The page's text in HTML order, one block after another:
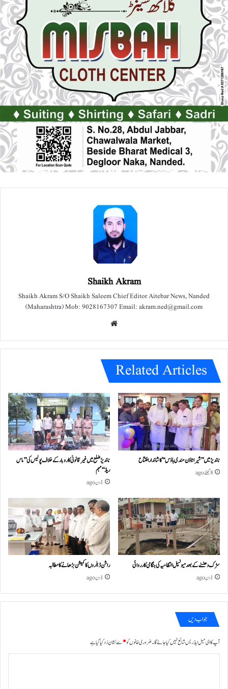
Shaikh Akram
Shaikh Akram S/O Shaikh Saleem Chief Editor Aitebar News, Nanded
(Maharashtra) Mob: 9028167307 Email: akram.ned@gmail.com
e
Related Articles
ناندیڑ میں ’’شیرا ٹاؤن مندی ہاؤس‘‘ کا شاندار افتتاح
8 گھنٹے ago
ناندیڑ ضلع میں غیر قانونی کاروبار کے خلاف پولیس کی ’’ماس
ریڈ‘‘ مہم
1 دن ago
سڑک دھنسنے کے بعد میونسپل انتظامیہ کی ہنگامی کارروائی
1 دن ago
راشن ڈیلروں کا کمیشن بڑھانے کا مطالبہ
1 دن ago
جواب دیں
آپ کا ای میل ایڈریس شائع نہیں کیا جائے گا۔ضروری خانوں کو*سے نشان زد کیا گیا ہے